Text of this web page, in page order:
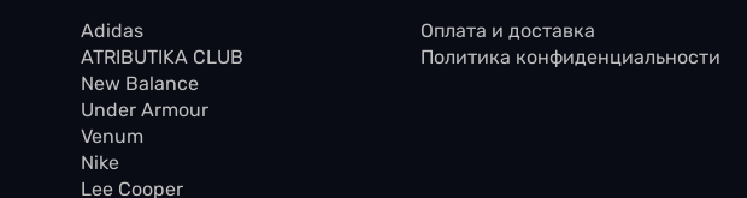
Adidas
ATRIBUTIKA CLUB
New Balance
Under Armour
Venum
Nike
Lee Cooper
Оплата и доставка
Политика конфиденциальности